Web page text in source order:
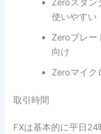
Zeroスタン
使いやすい
Zeroブレー
向け
Zeroマイク
取引時間
FXは基本的に平日24